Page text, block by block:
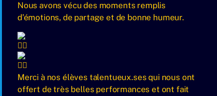
Nous avons vécu des moments remplis
d’émotions, de partage et de bonne humeur.
Merci à nos élèves talentueux.ses qui nous ont
offert de très belles performances et ont fait